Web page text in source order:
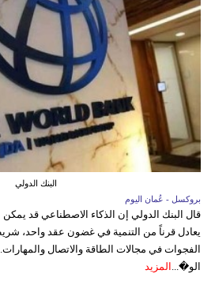
البنك الدولي
بروكسل - عُمان اليوم
قال البنك الدولي إن الذكاء الاصطناعي قد يمكن
يعادل قرناً من التنمية في غضون عقد واحد،
الفجوات في مجالات الطاقة والاتصال
الو�... المزيد